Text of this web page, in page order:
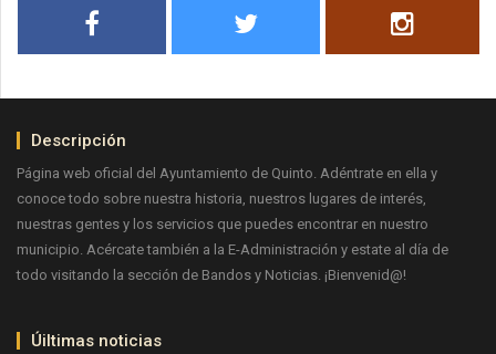
Descripción
Página web oficial del Ayuntamiento de Quinto. Adéntrate en ella y
conoce todo sobre nuestra historia, nuestros lugares de interés,
nuestras gentes y los servicios que puedes encontrar en nuestro
municipio. Acércate también a la E-Administración y estate al día de
todo visitando la sección de Bandos y Noticias. ¡Bienvenid@!
Úiltimas noticias